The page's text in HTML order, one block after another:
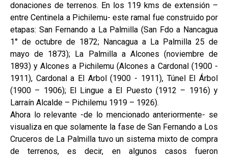
donaciones de terrenos. En los 119 kms de extensión –
entre Centinela a Pichilemu- este ramal fue construido por
etapas: San Fernando a La Palmilla (San Fdo a Nancagua
1° de octubre de 1872; Nancagua a La Palmilla 25 de
mayo de 1873); La Palmilla a Alcones (noviembre de
1893) y Alcones a Pichilemu (Alcones a Cardonal (1900 -
1911), Cardonal a El Arbol (1900 - 1911), Túnel El Árbol
(1900 – 1906); El Lingue a El Puesto (1912 – 1916) y
Larraín Alcalde – Pichilemu 1919 – 1926).
Ahora lo relevante -de lo mencionado anteriormente- se
visualiza en que solamente la fase de San Fernando a Los
Cruceros de La Palmilla tuvo un sistema mixto de compra
de terrenos, es decir, en algunos casos fueron